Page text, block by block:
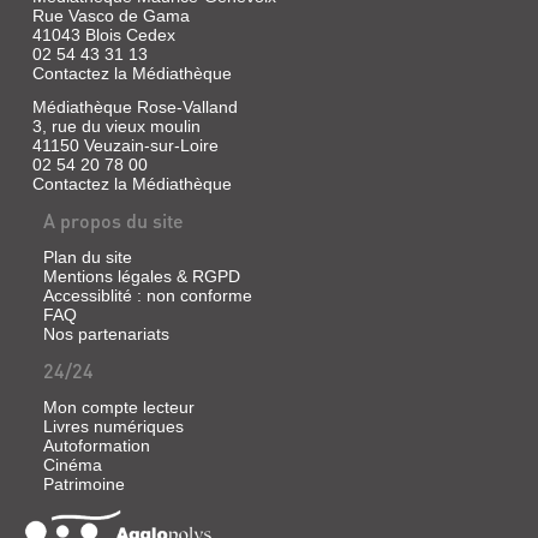
fiancée
du
trouffion
une
d'adieu.
LE
FACTEUR
FATAL
Livre
Daeninckx,
1990
Le
facteur
fatal
est
quelque
|
Nouveau
Monde
éd.,
2009
Cet
essai
analyse
les
caractéristiques
du
roman
historique
et
présente
les
secrets
de
de
auteurs
travers
leurs
interviews.
Rue Vasco de Gama
41043 Blois Cedex
02 54 43 31 13
Contactez la Médiathèque
Médiathèque Rose-Valland
3, rue du vieux moulin
41150 Veuzain-sur-Loire
02 54 20 78 00
Contactez la Médiathèque
A propos du site
Plan du site
Mentions légales & RGPD
Accessiblité : non conforme
FAQ
Nos partenariats
24/24
Mon compte lecteur
Livres numériques
Autoformation
Cinéma
Patrimoine